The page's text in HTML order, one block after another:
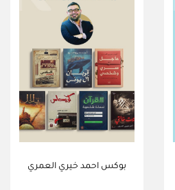
بوكس احمد خيري العمري